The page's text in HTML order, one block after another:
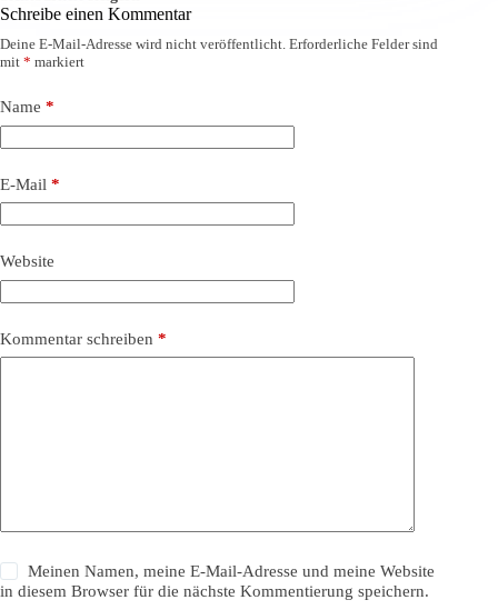
Schreibe einen Kommentar
Deine E-Mail-Adresse wird nicht veröffentlicht. Erforderliche Felder sind
mit * markiert
Name *
E-Mail *
Website
Kommentar schreiben *
Meinen Namen, meine E-Mail-Adresse und meine Website
in diesem Browser für die nächste Kommentierung speichern.